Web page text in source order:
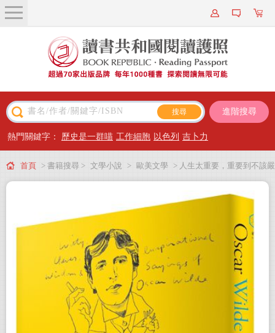
關於我們
近期新書
主題閱讀
出版專區
會員專屬
進階搜尋
熱門關鍵字： 歷史是一群喵 工作細胞 以色列 吉卜力
首頁 > 書籍搜尋 > 文學小說 > 歐美文學 > 人生太重要，重要到不該嚴